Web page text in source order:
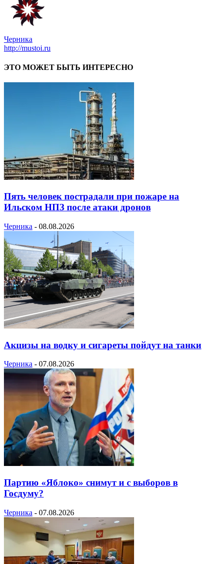
Черника
http://mustoi.ru
ЭТО МОЖЕТ БЫТЬ ИНТЕРЕСНО
Пять человек пострадали при пожаре на
Ильском НПЗ после атаки дронов
Черника - 08.08.2026
Акцизы на водку и сигареты пойдут на танки
Черника - 07.08.2026
Партию «Яблоко» снимут и с выборов в
Госдуму?
Черника - 07.08.2026